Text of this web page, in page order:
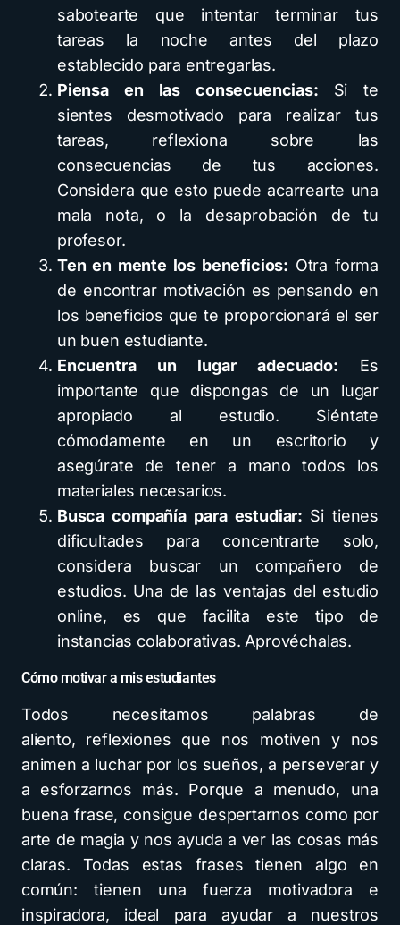
sabotearte que intentar terminar tus
tareas la noche antes del plazo
establecido para entregarlas.
Piensa en las consecuencias: Si te
sientes desmotivado para realizar tus
tareas, reflexiona sobre las
consecuencias de tus acciones.
Considera que esto puede acarrearte una
mala nota, o la desaprobación de tu
profesor.
Ten en mente los beneficios: Otra forma
de encontrar motivación es pensando en
los beneficios que te proporcionará el ser
un buen estudiante.
Encuentra un lugar adecuado: Es
importante que dispongas de un lugar
apropiado al estudio. Siéntate
cómodamente en un escritorio y
asegúrate de tener a mano todos los
materiales necesarios.
Busca compañía para estudiar: Si tienes
dificultades para concentrarte solo,
considera buscar un compañero de
estudios. Una de las ventajas del estudio
online, es que facilita este tipo de
instancias colaborativas. Aprovéchalas.
Cómo motivar a mis estudiantes
Todos necesitamos palabras de
aliento, reflexiones que nos motiven y nos
animen a luchar por los sueños, a perseverar y
a esforzarnos más. Porque a menudo, una
buena frase, consigue despertarnos como por
arte de magia y nos ayuda a ver las cosas más
claras. Todas estas frases tienen algo en
común: tienen una fuerza motivadora e
inspiradora, ideal para ayudar a nuestros